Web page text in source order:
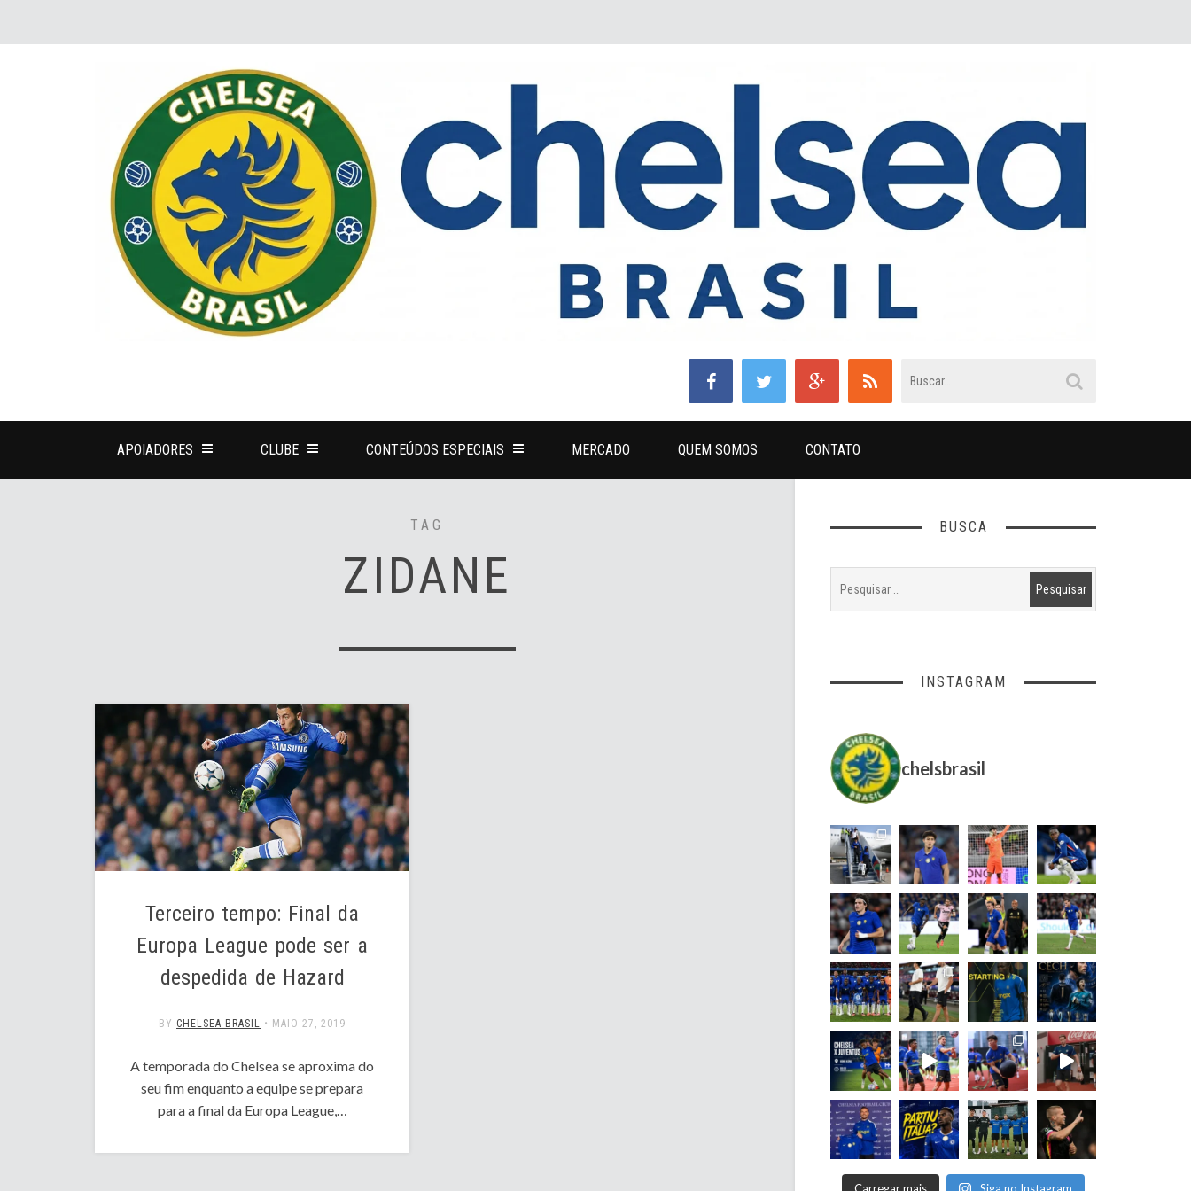
APOIADORES CLUBE CONTEÚDOS ESPECIAIS MERCADO QUEM SOMOS CONTATO
TAG
ZIDANE
Terceiro tempo: Final da
Europa League pode ser a
despedida de Hazard
BY CHELSEA BRASIL • MAIO 27, 2019
A temporada do Chelsea se aproxima do
seu fim enquanto a equipe se prepara
para a final da Europa League,…
BUSCA
INSTAGRAM
chelsbrasil